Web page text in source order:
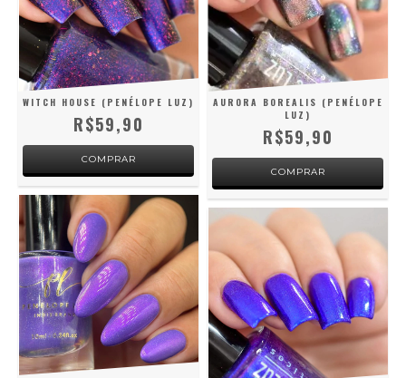
WITCH HOUSE (PENÉLOPE LUZ)
R$59,90
AURORA BOREALIS (PENÉLOPE
LUZ)
R$59,90